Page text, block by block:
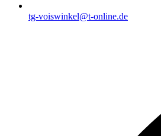
tg-voiswinkel@t-online.de